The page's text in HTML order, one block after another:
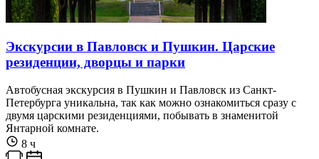
Экскурсии в Павловск и Пушкин. Царские
резиденции, дворцы и парки
Автобусная экскурсия в Пушкин и Павловск из Санкт-
Петербурга уникальна, так как можно ознакомиться сразу с
двумя царскими резиденциями, побывать в знаменитой
Янтарной комнате.
8 ч